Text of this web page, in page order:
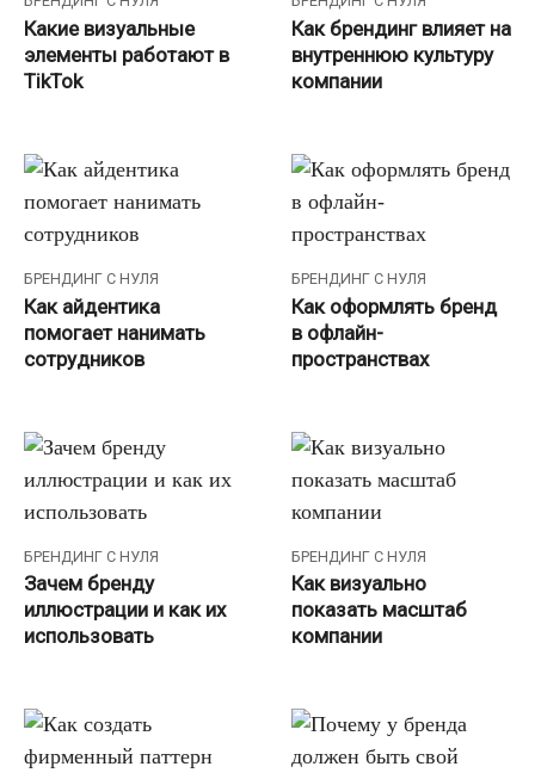
Какие визуальные
элементы работают в
TikTok
Как брендинг влияет на
внутреннюю культуру
компании
БРЕНДИНГ С НУЛЯ
Как айдентика
помогает нанимать
сотрудников
БРЕНДИНГ С НУЛЯ
Как оформлять бренд
в офлайн-
пространствах
БРЕНДИНГ С НУЛЯ
Зачем бренду
иллюстрации и как их
использовать
БРЕНДИНГ С НУЛЯ
Как визуально
показать масштаб
компании